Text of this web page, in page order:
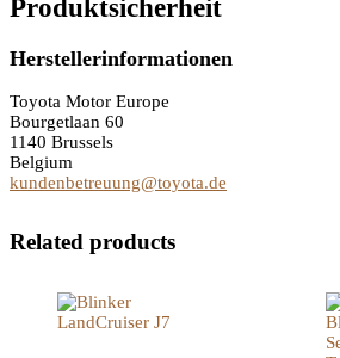
Produktsicherheit
Herstellerinformationen
Toyota Motor Europe
Bourgetlaan 60
1140 Brussels
Belgium
kundenbetreuung@toyota.de
Related products